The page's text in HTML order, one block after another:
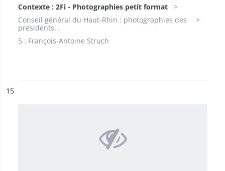
Contexte : 2Fi - Photographies petit format
Conseil général du Haut-Rhin : photographies des
présidents...
5 : François-Antoine Struch
n°
15